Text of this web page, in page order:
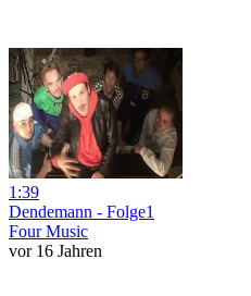
1:39
Dendemann - Folge1
Four Music
vor 16 Jahren